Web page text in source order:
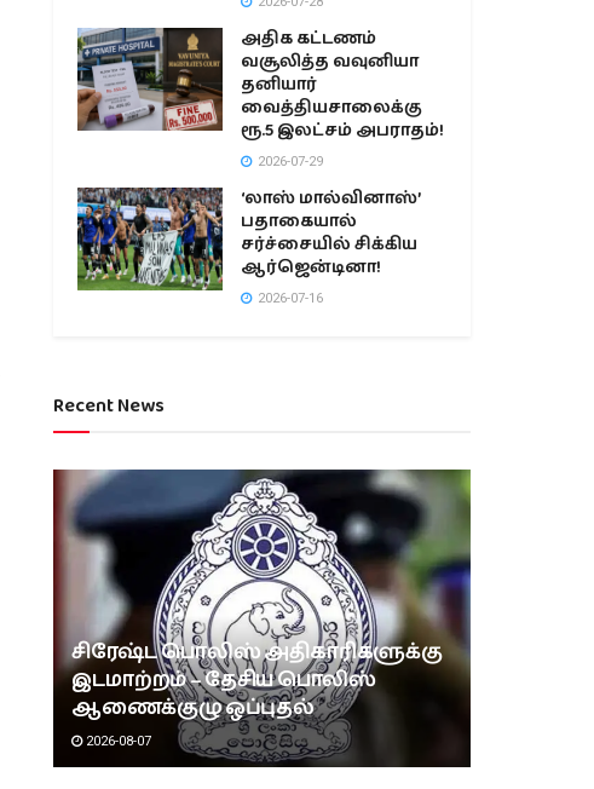
அதிக கட்டணம்
வசூலித்த வவுனியா
தனியார்
வைத்தியசாலைக்கு
ரூ.5 இலட்சம் அபராதம்!
2026-07-29
‘லாஸ் மால்வினாஸ்’
பதாகையால்
சர்ச்சையில் சிக்கிய
ஆர்ஜென்டினா!
2026-07-16
Recent News
சிரேஷ்ட பொலிஸ் அதிகாரிகளுக்கு
இடமாற்றம் – தேசிய பொலிஸ்
ஆணைக்குழு ஒப்புதல்
2026-08-07